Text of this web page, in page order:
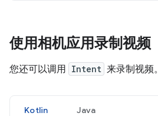
使用相机应用录制视频
您还可以调用 Intent 来录制视频。
Kotlin Java